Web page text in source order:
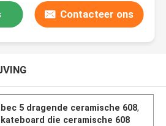
Contacteer ons
5 dragende ceramische 608,
die ceramische 608